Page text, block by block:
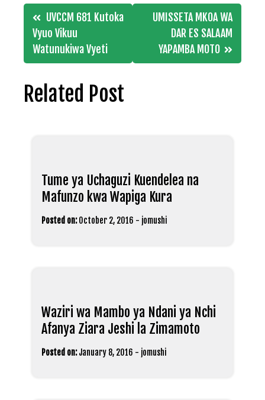
Post
navigation
UVCCM 681 Kutoka
Vyuo Vikuu
Watunukiwa Vyeti
UMISSETA MKOA WA
DAR ES SALAAM
YAPAMBA MOTO
Related Post
Tume ya Uchaguzi Kuendelea na
Mafunzo kwa Wapiga Kura
Posted on: October 2, 2016 - jomushi
Waziri wa Mambo ya Ndani ya Nchi
Afanya Ziara Jeshi la Zimamoto
Posted on: January 8, 2016 - jomushi